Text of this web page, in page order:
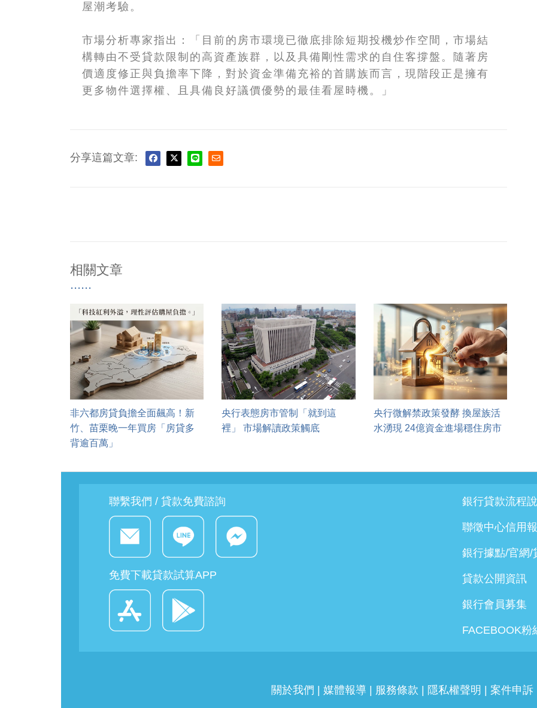
屋潮考驗。
市場分析專家指出：「目前的房市環境已徹底排除短期投機炒作空間，市場結
構轉由不受貸款限制的高資產族群，以及具備剛性需求的自住客撐盤。隨著房
價適度修正與負擔率下降，對於資金準備充裕的首購族而言，現階段正是擁有
更多物件選擇權、且具備良好議價優勢的最佳看屋時機。」
分享這篇文章:
相關文章
非六都房貸負擔全面飆高！新
竹、苗栗晚一年買房「房貸多
背逾百萬」
央行表態房市管制「就到這
裡」 市場解讀政策觸底
央行微解禁政策發酵 換屋族活
水湧現 24億資金進場穩住房市
聯繫我們 / 貸款免費諮詢
免費下載貸款試算APP
銀行貸款流程
聯徵中心信用
銀行據點/官網/
貸款公開資訊
銀行會員募集
FACEBOOK粉
關於我們 | 媒體報導 | 服務條款 | 隱私權聲明 | 案件申訴